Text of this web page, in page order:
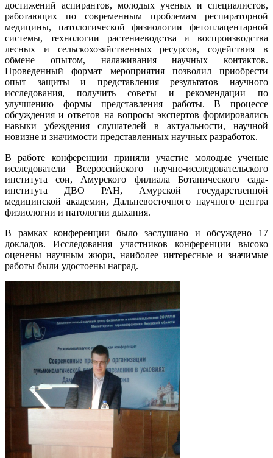
достижений аспирантов, молодых ученых и специалистов,
работающих по современным проблемам респираторной
медицины, патологической физиологии фетоплацентарной
системы, технологии растениеводства и воспроизводства
лесных и сельскохозяйственных ресурсов, содействия в
обмене опытом, налаживания научных контактов.
Проведенный формат мероприятия позволил приобрести
опыт защиты и представления результатов научного
исследования, получить советы и рекомендации по
улучшению формы представления работы. В процессе
обсуждения и ответов на вопросы экспертов формировались
навыки убеждения слушателей в актуальности, научной
новизне и значимости представленных научных разработок.
В работе конференции приняли участие молодые ученые
исследователи Всероссийского научно-исследовательского
института сои, Амурского филиала Ботанического сада-
института ДВО РАН, Амурской государственной
медицинской академии, Дальневосточного научного центра
физиологии и патологии дыхания.
В рамках конференции было заслушано и обсуждено 17
докладов. Исследования участников конференции высоко
оценены научным жюри, наиболее интересные и значимые
работы были удостоены наград.